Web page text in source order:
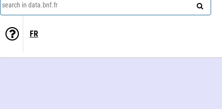
search in data.bnf.fr
FR